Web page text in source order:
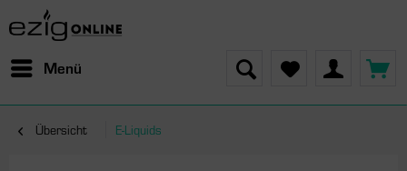
Menü
Übersicht E-Liquids